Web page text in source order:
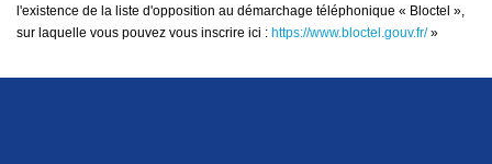
l'existence de la liste d'opposition au démarchage téléphonique « Bloctel »,
sur laquelle vous pouvez vous inscrire ici : https://www.bloctel.gouv.fr/»